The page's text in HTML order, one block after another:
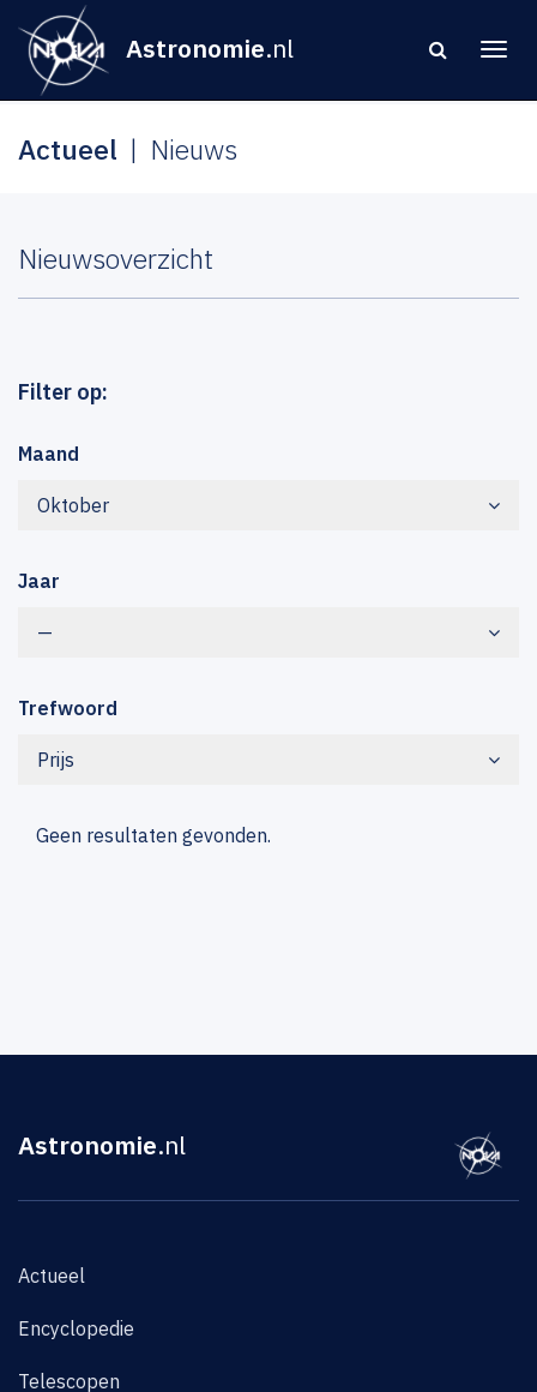
Astronomie.nl
Actueel Nieuws
Nieuwsoverzicht
Filter op:
Maand
Oktober
Jaar
—
Trefwoord
Prijs
Geen resultaten gevonden.
Astronomie.nl
Actueel
Encyclopedie
Telescopen